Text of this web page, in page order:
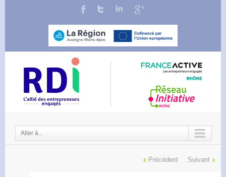
Aller à...
Précédent Suivant